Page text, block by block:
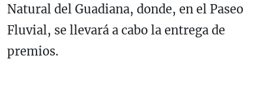
Natural del Guadiana, donde, en el Paseo
Fluvial, se llevará a cabo la entrega de
premios.